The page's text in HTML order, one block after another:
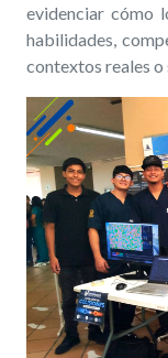
evidenciar cómo
habilidades,
contextos reales o